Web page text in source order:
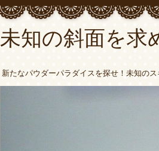
未知の斜面を求
新たなパウダーパラダイスを探せ！未知の